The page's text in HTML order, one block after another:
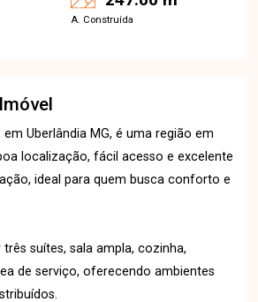
A. Construída
em Uberlândia MG, é uma região em
localização, fácil acesso e excelente
ideal para quem busca conforto e
suítes, sala ampla, cozinha,
de serviço, oferecendo ambientes